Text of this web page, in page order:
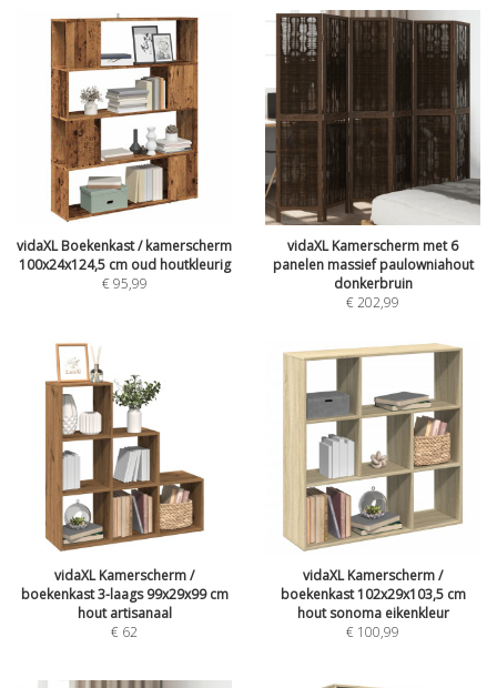
vidaXL Boekenkast / kamerscherm
100x24x124,5 cm oud houtkleurig
€95,99
vidaXL Kamerscherm met 6
panelen massief paulowniahout
donkerbruin
€202,99
vidaXL Kamerscherm /
boekenkast 3-laags 99x29x99 cm
hout artisanaal
€ 62
vidaXL Kamerscherm /
boekenkast 102x29x103,5 cm
hout sonoma eikenkleur
€ 100,99